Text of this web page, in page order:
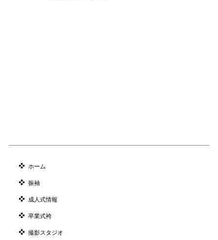
ホーム
振袖
成人式情報
卒業式袴
撮影スタジオ